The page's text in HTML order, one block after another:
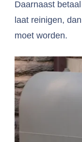
Daarnaast
laat reinigen,
moet worden.